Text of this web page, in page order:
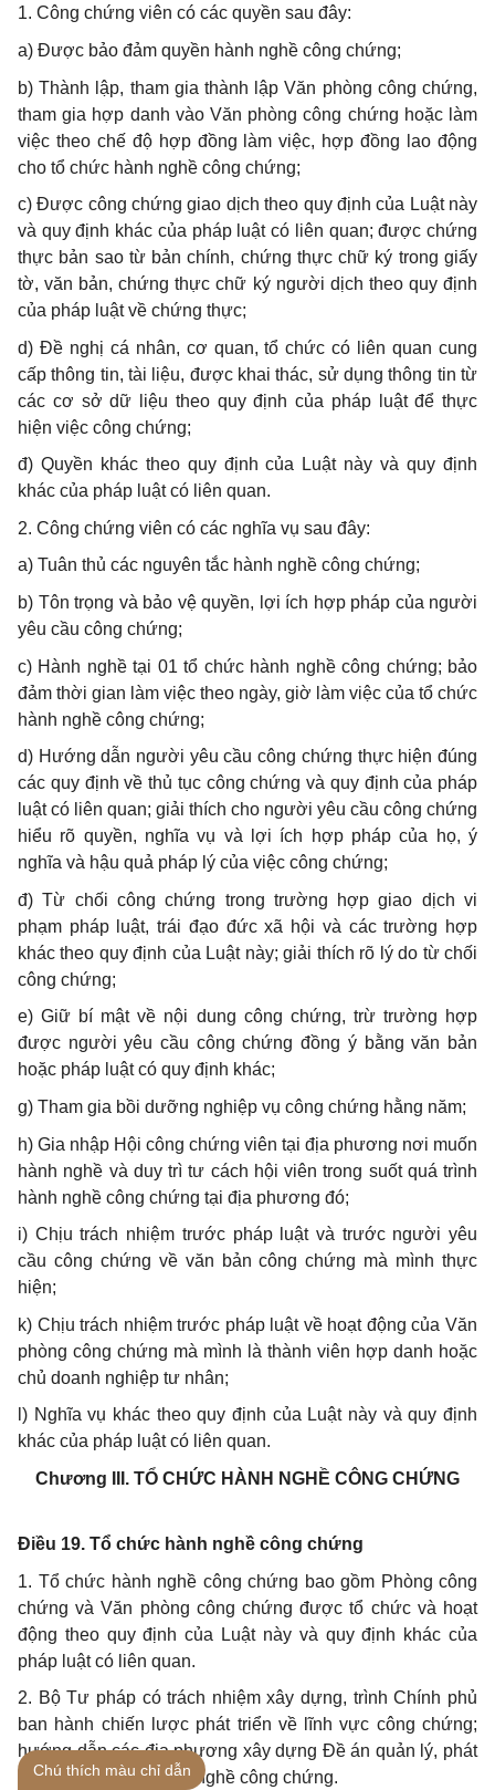
1. Công chứng viên có các quyền sau đây:
a) Được bảo đảm quyền hành nghề công chứng;
b) Thành lập, tham gia thành lập Văn phòng công chứng,
tham gia hợp danh vào Văn phòng công chứng hoặc làm
việc theo chế độ hợp đồng làm việc, hợp đồng lao động
cho tổ chức hành nghề công chứng;
c) Được công chứng giao dịch theo quy định của Luật này
và quy định khác của pháp luật có liên quan; được chứng
thực bản sao từ bản chính, chứng thực chữ ký trong giấy
tờ, văn bản, chứng thực chữ ký người dịch theo quy định
của pháp luật về chứng thực;
d) Đề nghị cá nhân, cơ quan, tổ chức có liên quan cung
cấp thông tin, tài liệu, được khai thác, sử dụng thông tin từ
các cơ sở dữ liệu theo quy định của pháp luật để thực
hiện việc công chứng;
đ) Quyền khác theo quy định của Luật này và quy định
khác của pháp luật có liên quan.
2. Công chứng viên có các nghĩa vụ sau đây:
a) Tuân thủ các nguyên tắc hành nghề công chứng;
b) Tôn trọng và bảo vệ quyền, lợi ích hợp pháp của người
yêu cầu công chứng;
c) Hành nghề tại 01 tổ chức hành nghề công chứng; bảo
đảm thời gian làm việc theo ngày, giờ làm việc của tổ chức
hành nghề công chứng;
d) Hướng dẫn người yêu cầu công chứng thực hiện đúng
các quy định về thủ tục công chứng và quy định của pháp
luật có liên quan; giải thích cho người yêu cầu công chứng
hiểu rõ quyền, nghĩa vụ và lợi ích hợp pháp của họ, ý
nghĩa và hậu quả pháp lý của việc công chứng;
đ) Từ chối công chứng trong trường hợp giao dịch vi
phạm pháp luật, trái đạo đức xã hội và các trường hợp
khác theo quy định của Luật này; giải thích rõ lý do từ chối
công chứng;
e) Giữ bí mật về nội dung công chứng, trừ trường hợp
được người yêu cầu công chứng đồng ý bằng văn bản
hoặc pháp luật có quy định khác;
g) Tham gia bồi dưỡng nghiệp vụ công chứng hằng năm;
h) Gia nhập Hội công chứng viên tại địa phương nơi muốn
hành nghề và duy trì tư cách hội viên trong suốt quá trình
hành nghề công chứng tại địa phương đó;
i) Chịu trách nhiệm trước pháp luật và trước người yêu
cầu công chứng về văn bản công chứng mà mình thực
hiện;
k) Chịu trách nhiệm trước pháp luật về hoạt động của Văn
phòng công chứng mà mình là thành viên hợp danh hoặc
chủ doanh nghiệp tư nhân;
l) Nghĩa vụ khác theo quy định của Luật này và quy định
khác của pháp luật có liên quan.
Chương III. TỔ CHỨC HÀNH NGHỀ CÔNG CHỨNG
Điều 19. Tổ chức hành nghề công chứng
1. Tổ chức hành nghề công chứng bao gồm Phòng công
chứng và Văn phòng công chứng được tổ chức và hoạt
động theo quy định của Luật này và quy định khác của
pháp luật có liên quan.
2. Bộ Tư pháp có trách nhiệm xây dựng, trình Chính phủ
ban hành chiến lược phát triển về lĩnh vực công chứng;
hướng dẫn các địa phương xây dựng Đề án quản lý, phát
triển các tổ chức hành nghề công chứng.
Chú thích màu chỉ dẫn